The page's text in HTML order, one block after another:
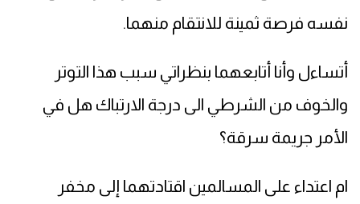
نفسه فرصة ثمينة للانتقام منهما.
أتساءل وأنا أتابعهما بنظراتي سبب هذا التوتر
والخوف من الشرطي الى درجة الارتباك هل في
الأمر جريمة سرقة؟
ام اعتداء على المسالمين اقتادتهما إلى مخفر